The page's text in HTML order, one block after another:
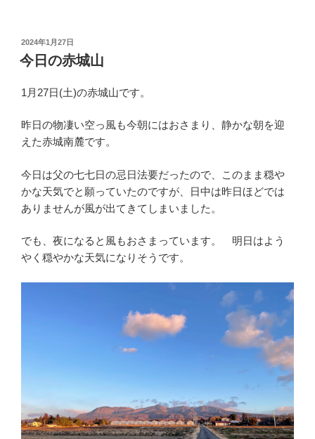
投
稿
日:
2024年1月27日
今日の赤城山
1月27日(土)の赤城山です。
昨日の物凄い空っ風も今朝にはおさまり、静かな朝を迎
えた赤城南麓です。
今日は父の七七日の忌日法要だったので、このまま穏や
かな天気でと願っていたのですが、日中は昨日ほどでは
ありませんが風が出てきてしまいました。
でも、夜になると風もおさまっています。 明日はよう
やく穏やかな天気になりそうです。